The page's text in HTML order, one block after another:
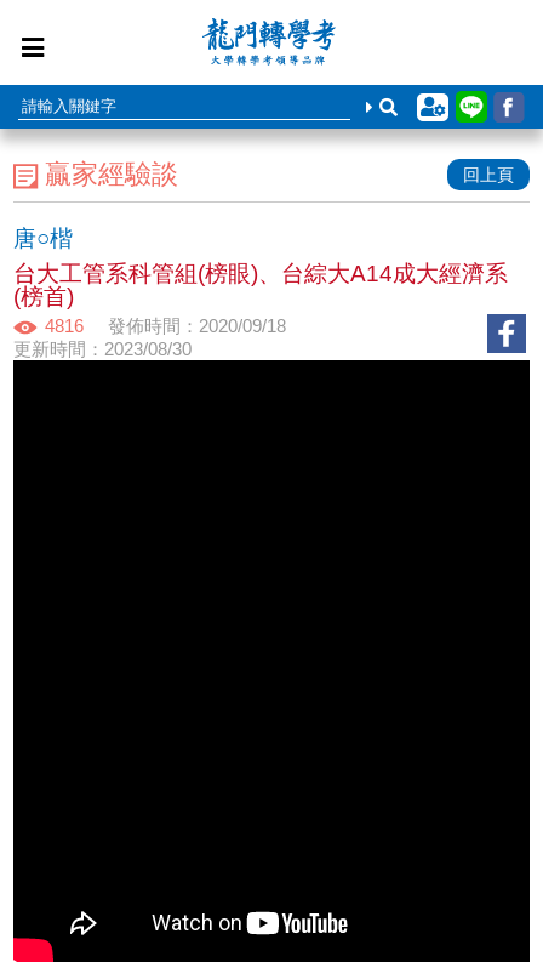
贏家經驗談 回上頁
唐○楷
台大工管系科管組(榜眼)、台綜大A14成大經濟系
(榜首)
4816
發佈時間：2020/09/18
更新時間：2023/08/30